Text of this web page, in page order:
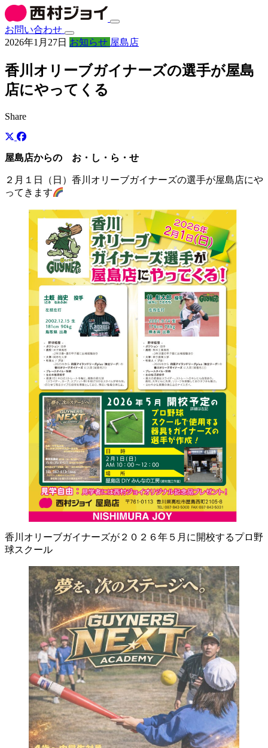
お問い合わせ
2026年1月27日 お知らせ 屋島店
香川オリーブガイナーズの選手が屋島
店にやってくる
Share
屋島店からの お・し・ら・せ
２月１日（日）香川オリーブガイナーズの選手が屋島店にや
ってきます
香川オリーブガイナーズが２０２６年５月に開校するプロ野
球スクール